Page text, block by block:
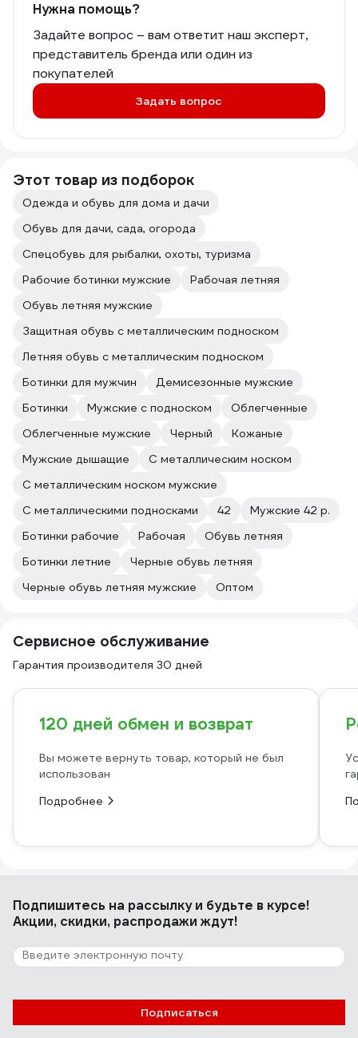
Нужна помощь?
Задайте вопрос – вам ответит наш эксперт,
представитель бренда или один из
покупателей
Задать вопрос
Этот товар из подборок
Одежда и обувь для дома и дачи
Обувь для дачи, сада, огорода
Спецобувь для рыбалки, охоты, туризма
Рабочие ботинки мужские
Рабочая летняя
Обувь летняя мужские
Защитная обувь с металлическим подноском
Летняя обувь с металлическим подноском
Ботинки для мужчин
Демисезонные мужские
Ботинки
Мужские с подноском
Облегченные
Облегченные мужские
Черный
Кожаные
Мужские дышащие
С металлическим носком
С металлическим носком мужские
С металлическими подносками
42
Мужские 42 р.
Ботинки рабочие
Рабочая
Обувь летняя
Ботинки летние
Черные обувь летняя
Черные обувь летняя мужские
Оптом
Сервисное обслуживание
Гарантия производителя 30 дней
120 дней обмен и возврат
Вы можете вернуть товар, который не был
использован
Подробнее
Подпишитесь на рассылкуи будьте в курсе!
Акции, скидки, распродажи ждут!
Подписаться